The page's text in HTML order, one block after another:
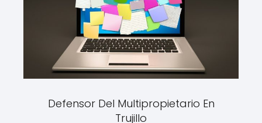
Defensor Del Multipropietario En
Trujillo